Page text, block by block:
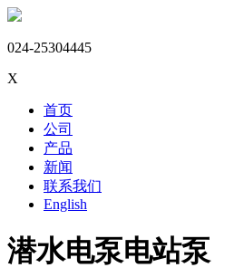
024-25304445
X
首页
公司
产品
新闻
联系我们
English
潜水电泵电站泵